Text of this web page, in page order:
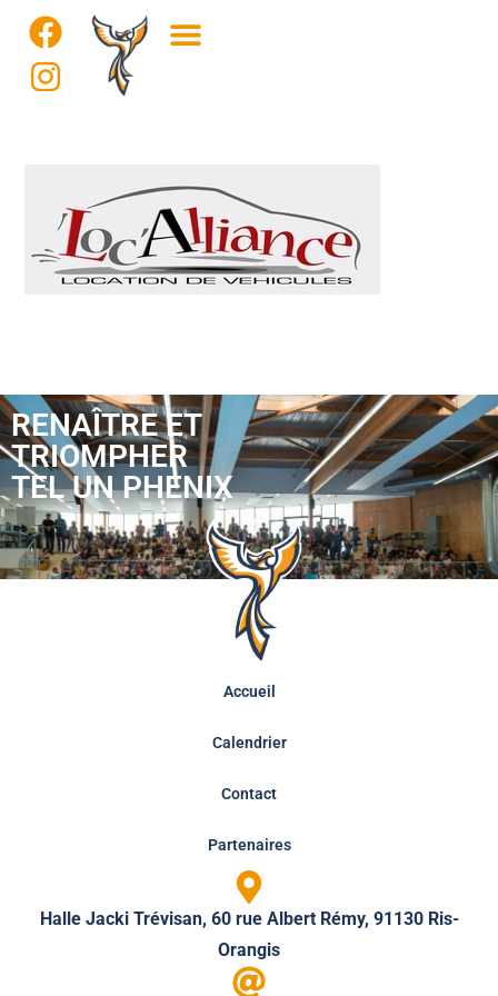
RENAÎTRE ET
TRIOMPHER
TEL UN PHENIX
Accueil
Calendrier
Contact
Partenaires
Halle Jacki Trévisan, 60 rue Albert Rémy, 91130 Ris-
Orangis